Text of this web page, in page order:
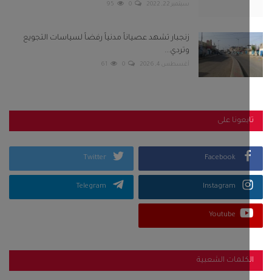
0
95
زنجبار تشهد عصياناً مدنياً رفضاً لسياسات التجويع
وتردي...
أغسطس 4, 2026 0
61
على
Facebook
Twitter
Instagram
Telegram
Youtube
الشعبية